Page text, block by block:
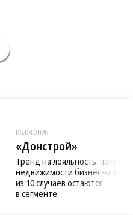
06.08.2026
«Донстрой»
Тренд на лояльность:
недвижимости бизнес-класса
из 10 случаев остаются
в сегменте